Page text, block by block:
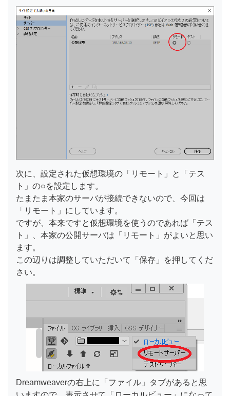
次に、設定された仮想環境の「リモート」と「テス
ト」の○を設定します。
たまたま本家のサーバが接続できないので、今回は
「リモート」にしています。
ですが、本来ですと仮想環境を使うのであれば「テス
ト」、本家の公開サーバは「リモート」がよいと思い
ます。
この辺りは調整していただいて「保存」を押してくだ
さい。
Dreamweaverの右上に「ファイル」タブがあると思